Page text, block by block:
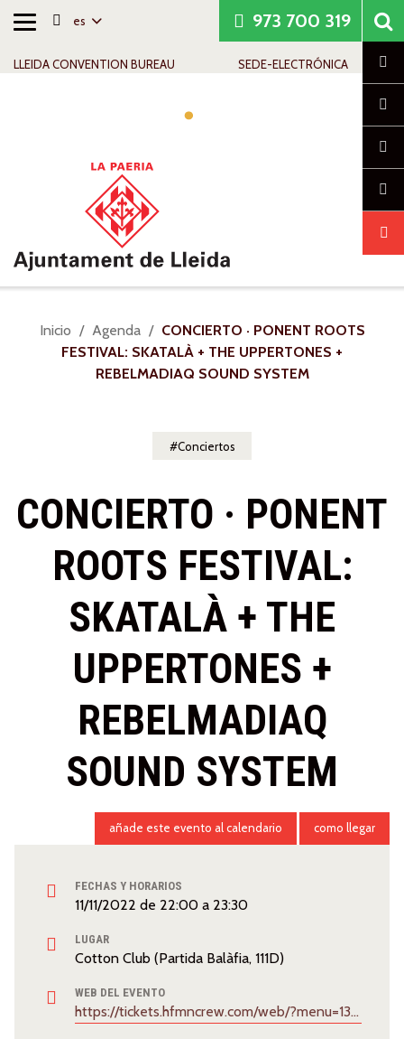
Alternar
es
LLEIDA CONVENTION BUREAU SEDE-ELECTRÓNICA
973 700 319
Usted
está
Inicio Agenda
CONCIERTO · PONENT ROOTS
FESTIVAL: SKATALÀ + THE UPPERTONES +
REBELMADIAQ SOUND SYSTEM
Conciertos
CONCIERTO · PONENT
ROOTS FESTIVAL:
SKATALÀ + THE
UPPERTONES +
REBELMADIAQ
SOUND SYSTEM
FECHAS Y HORARIOS
11/11/2022 de 22:00 a 23:30
LUGAR
Cotton Club (Partida Balàfia, 111D)
WEB DEL EVENTO
https://tickets.hfmncrew.com/web/?menu=138&pagina=entradas&item=41212&siteID=hfmncrew
añade este evento al calendario como llegar